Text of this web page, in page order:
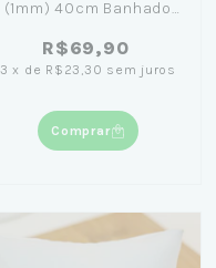
(1mm) 40cm Banhado
R$69,90
3 x de R$23,30 sem juros
Comprar